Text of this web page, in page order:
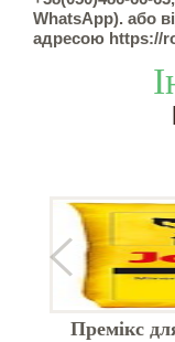
WhatsApp). або
адресою https://
Премікс